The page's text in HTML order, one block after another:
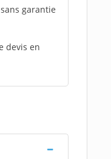
garantie
devis en